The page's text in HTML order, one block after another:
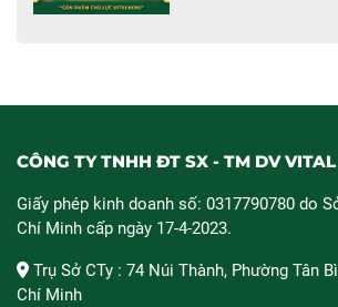
CÔNG TY TNHH ĐT SX - TM DV VITAL
Giấy phép kinh doanh số: 0317790780 do
Chí Minh cấp ngày 17-4-2023.
Trụ Sở CTy : 74 Núi Thành, Phường Tân
Chí Minh